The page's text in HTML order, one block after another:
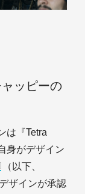
ッピーの
は『Tetra
身がデザイン
（以下、
ザインが承認